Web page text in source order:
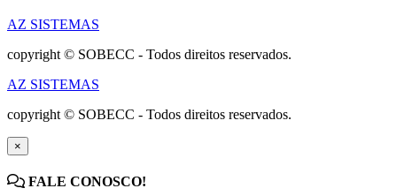
AZ SISTEMAS
copyright © SOBECC - Todos direitos reservados.
AZ SISTEMAS
copyright © SOBECC - Todos direitos reservados.
×
FALE CONOSCO!